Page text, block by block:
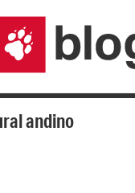
andino